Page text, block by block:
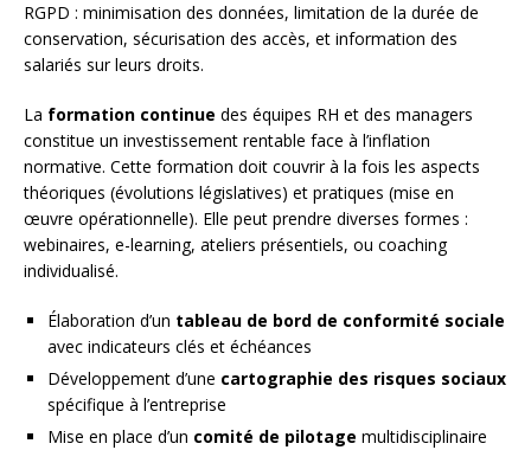
RGPD : minimisation des données, limitation de la durée de
conservation, sécurisation des accès, et information des
salariés sur leurs droits.
La formation continue des équipes RH et des managers
constitue un investissement rentable face à l’inflation
normative. Cette formation doit couvrir à la fois les aspects
théoriques (évolutions législatives) et pratiques (mise en
œuvre opérationnelle). Elle peut prendre diverses formes :
webinaires, e-learning, ateliers présentiels, ou coaching
individualisé.
Élaboration d’un tableau de bord de conformité sociale
avec indicateurs clés et échéances
Développement d’une cartographie des risques sociaux
spécifique à l’entreprise
Mise en place d’un comité de pilotage multidisciplinaire